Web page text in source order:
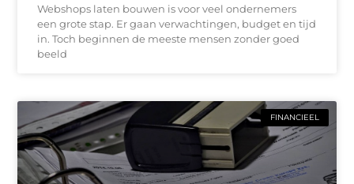
Webshops laten bouwen is voor veel ondernemers
een grote stap. Er gaan verwachtingen, budget en tijd
in. Toch beginnen de meeste mensen zonder goed
beeld
FINANCIEEL